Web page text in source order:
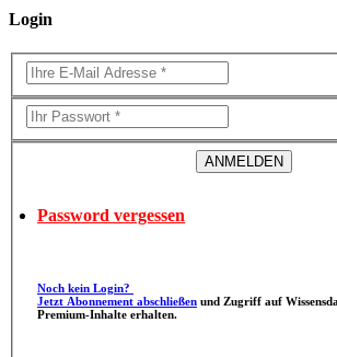
Login
Password vergessen
Noch kein Login?
Jetzt Abonnement abschließen
Premium-Inhalte erhalten.